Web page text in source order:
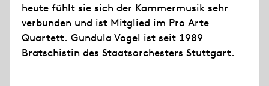
heute fühlt sie sich der Kammermusik sehr
verbunden und ist Mitglied im Pro Arte
Quartett. Gundula Vogel ist seit 1989
Bratschistin des Staatsorchesters Stuttgart.